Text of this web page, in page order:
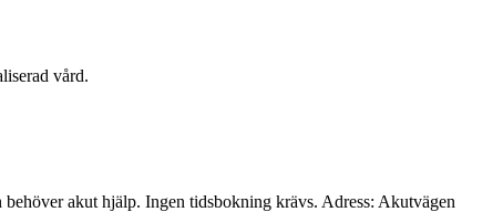
vård.
akut hjälp. Ingen tidsbokning krävs. Adress: Akutvägen